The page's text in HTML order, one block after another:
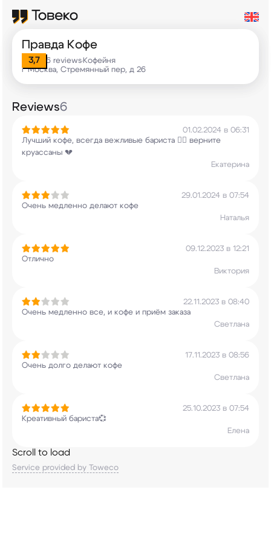
Правда Кофе
3,7 6 reviews•Кофейня
г Москва, Стремянный пер, д 26
Reviews6
01.02.2024 в 06:31
Лучший кофе, всегда вежливые бариста ❤️‍🔥 верните
круассаны 💔
Екатерина
29.01.2024 в 07:54
Очень медленно делают кофе
Наталья
09.12.2023 в 12:21
Отлично
Виктория
22.11.2023 в 08:40
Очень медленно все, и кофе и приём заказа
Светлана
17.11.2023 в 08:56
Очень долго делают кофе
Светлана
25.10.2023 в 07:54
Креативный бариста💞
Елена
Scroll to load
Service provided by Toweco